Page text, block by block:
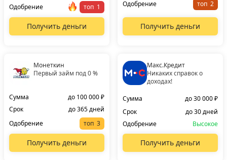
Одобрение
топ
Получить деньги
Одобрение
топ
Получить деньги
Монеткин
Первый займ под 0 %
Сумма
до 100 000 ₽
Срок
до 365 дней
Одобрение
топ
Получить деньги
Макс.Кредит
Никаких справок о
доходах!
Сумма
до 30 000 ₽
Срок
до 30 дней
Одобрение
Высокое
Получить деньги